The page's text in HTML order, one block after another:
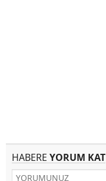
HABERE YORUM KAT